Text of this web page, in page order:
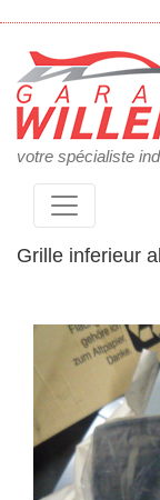
votre spécialiste
Grille inferieur